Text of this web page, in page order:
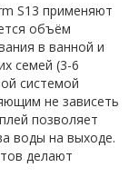
S13 применяют
объём
в ванной и
семей (3-6
системой
не зависеть
позволяет
воды на выходе.
делают